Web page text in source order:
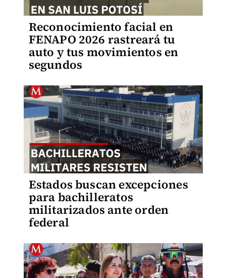
Reconocimiento facial en
FENAPO 2026 rastreará tu
auto y tus movimientos en
segundos
Estados buscan excepciones
para bachilleratos
militarizados ante orden
federal